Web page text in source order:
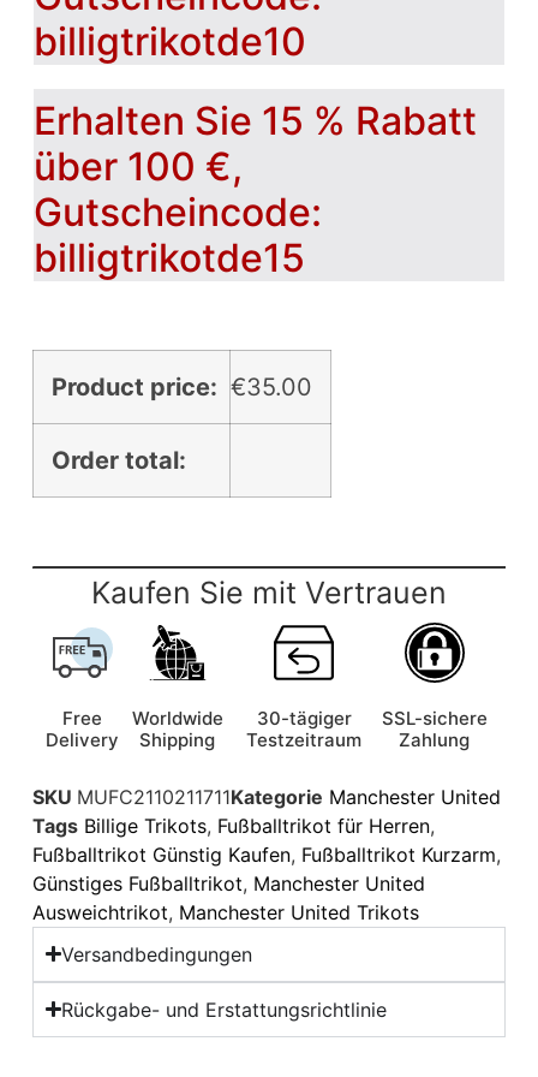
billigtrikotde10
Erhalten Sie 15 % Rabatt
über 100 €,
Gutscheincode:
billigtrikotde15
Product price: €35.00
Order total:
Kaufen Sie mit Vertrauen
Free
Delivery
Worldwide
Shipping
30-tägiger
Testzeitraum
SSL-sichere
Zahlung
SKU MUFC2110211711Kategorie Manchester United
Tags Billige Trikots, Fußballtrikot für Herren,
Fußballtrikot Günstig Kaufen, Fußballtrikot Kurzarm,
Günstiges Fußballtrikot, Manchester United
Ausweichtrikot, Manchester United Trikots
Versandbedingungen
Rückgabe- und Erstattungsrichtlinie